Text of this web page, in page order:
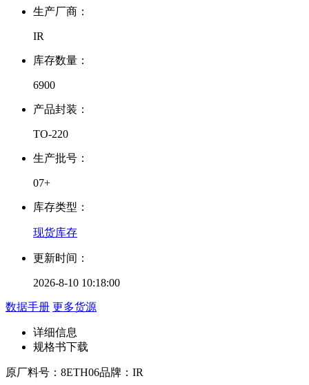
生产厂商：
IR
库存数量：
6900
产品封装：
TO-220
生产批号：
07+
库存类型：
现货库存
更新时间：
2026-8-10 10:18:00
数据手册 更多货源
详细信息
规格书下载
原厂料号： 8ETH06品牌： IR